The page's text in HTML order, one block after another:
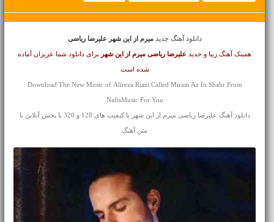
دانلود آهنگ جدید میرم از این شهر علیرضا ریاضی
همینک آهنگ زیبا و جدید علیرضا ریاضی میرم از این شهر برای دانلود شما عزیزان آماده
شده است
Download The New Music of Alireza Riazi Called Miram Az In Shahr From
NafisMusic For You
دانلود آهنگ علیرضا ریاضی میرم از این شهر با کیفیت های 128 و 320 با پخش آنلاین با
متن آهنگ